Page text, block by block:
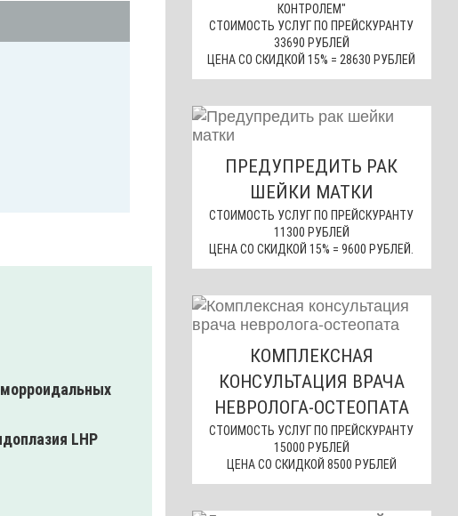
LHP
КОНТРОЛЕМ"
СТОИМОСТЬ УСЛУГ ПО ПРЕЙСКУРАНТУ
33690 РУБЛЕЙ
ЦЕНА СО СКИДКОЙ 15% = 28630 РУБЛЕЙ
ПРЕДУПРЕДИТЬ РАК
ШЕЙКИ МАТКИ
СТОИМОСТЬ УСЛУГ ПО ПРЕЙСКУРАНТУ
11300 РУБЛЕЙ
ЦЕНА СО СКИДКОЙ 15% = 9600 РУБЛЕЙ.
КОМПЛЕКСНАЯ
КОНСУЛЬТАЦИЯ ВРАЧА
НЕВРОЛОГА-ОСТЕОПАТА
СТОИМОСТЬ УСЛУГ ПО ПРЕЙСКУРАНТУ
15000 РУБЛЕЙ
ЦЕНА СО СКИДКОЙ 8500 РУБЛЕЙ